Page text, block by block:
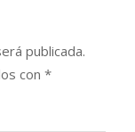
publicada.
con *